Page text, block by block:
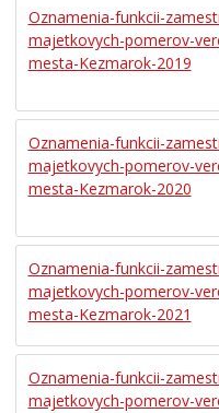
Územné plánovanie
Organizácie
Transparentné mesto
Geo informačný
Tlačové správy
Ocenenie mesta
Investície a
Voľby do orgánov
Oznamenia-funkcii-
majetkovych-pomerov-
mesta-Kezmarok-2019
Oznamenia-funkcii-
majetkovych-pomerov-
mesta-Kezmarok-2020
Oznamenia-funkcii-
majetkovych-pomerov-
mesta-Kezmarok-2021
Oznamenia-funkcii-
majetkovych-pomerov-